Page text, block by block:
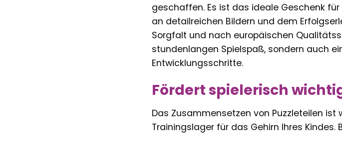
geschaffen. Es ist das ideale Geschenk
an detailreichen Bildern und dem
Sorgfalt und nach europäischen
stundenlangen Spielspaß, sondern auch
Entwicklungsschritte.
Fördert spielerisch
Das Zusammensetzen von Puzzleteilen
Trainingslager für das Gehirn Ihres Kindes.